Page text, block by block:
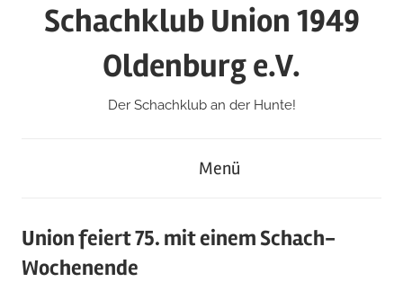
Schachklub Union 1949
Oldenburg e.V.
Der Schachklub an der Hunte!
Menü
Union feiert 75. mit einem Schach-
Wochenende